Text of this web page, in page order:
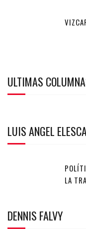
ULTIMAS
LUIS ANGEL
LA
DENNIS FALVY